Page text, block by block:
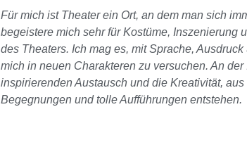
Für mich ist Theater ein Ort, an dem man sich
begeistere mich sehr für Kostüme, Inszenierung
des Theaters. Ich mag es, mit Sprache,
mich in neuen Charakteren zu versuchen. An
inspirierenden Austausch und die Kreativität,
Begegnungen und tolle Aufführungen entstehen.